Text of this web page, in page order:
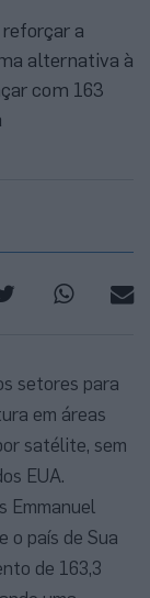
reforçar a
alternativa à
com 163
setores para
em áreas
satélite, sem
EUA.
Emmanuel
o país de Sua
de 163,3